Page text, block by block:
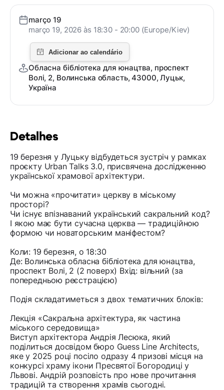
Detalhes
19 березня у Луцьку відбудеться зустріч у рамках
проєкту Urban Talks 3.0, присвячена дослідженню
української храмової архітектури.
Чи можна «прочитати» церкву в міському
просторі?
Чи існує впізнаваний український сакральний код?
І якою має бути сучасна церква — традиційною
формою чи новаторським маніфестом?
Коли: 19 березня, о 18:30
Де: Волинська обласна бібліотека для юнацтва,
проспект Волі, 2 (2 поверх) Вхід: вільний (за
попередньою реєстрацією)
Подія складатиметься з двох тематичних блоків:
Лекція «Сакральна архітектура, як частина
міського середовища»
Виступ архітектора Андрія Лесюка, який
поділиться досвідом бюро Guess Line Architects,
яке у 2025 році посіло одразу 4 призові місця на
конкурсі храму ікони Пресвятої Богородиці у
Львові. Андрій розповість про нове прочитання
традицій та створення храмів сьогодні.
março 19
março 19, 2026 às 18:30 - 20:00 (Europe/Kiev)
Обласна бібліотека для юнацтва, проспект
Волі, 2, Волинська область, 43000, Луцьк,
Україна